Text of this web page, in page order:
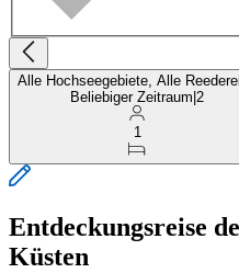
Alle Hochseegebiete, Alle
Beliebiger Zeitraum 2
1
Entdeckungsreise
Küsten